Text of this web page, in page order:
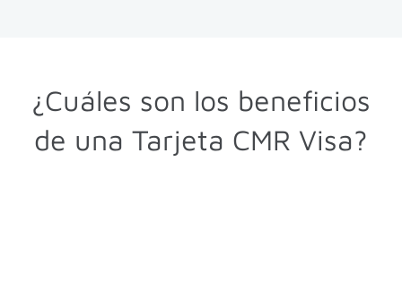
¿Cuáles son los beneficios
de una Tarjeta CMR Visa?